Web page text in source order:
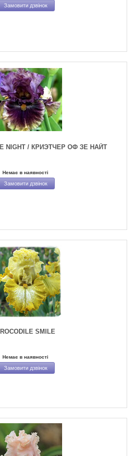
Замовити дзвінок
NIGHT / КРИЭТЧЕР ОФ ЗЕ НАЙТ
Немає в наявності
Замовити дзвінок
SMILE
Немає в наявності
Замовити дзвінок